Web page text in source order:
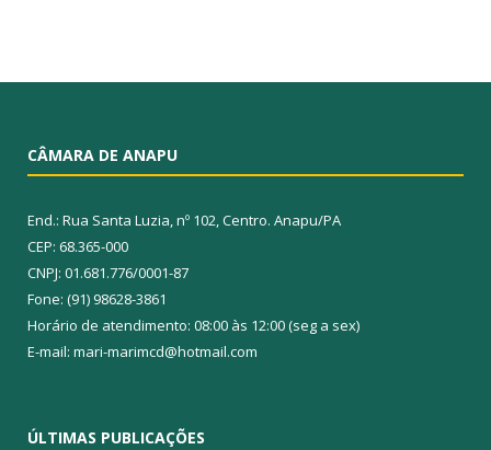
CÂMARA DE ANAPU
End.: Rua Santa Luzia, nº 102, Centro. Anapu/PA
CEP: 68.365-000
CNPJ: 01.681.776/0001-87
Fone: (91) 98628-3861
Horário de atendimento: 08:00 às 12:00 (seg a sex)
E-mail: mari-marimcd@hotmail.com
ÚLTIMAS PUBLICAÇÕES